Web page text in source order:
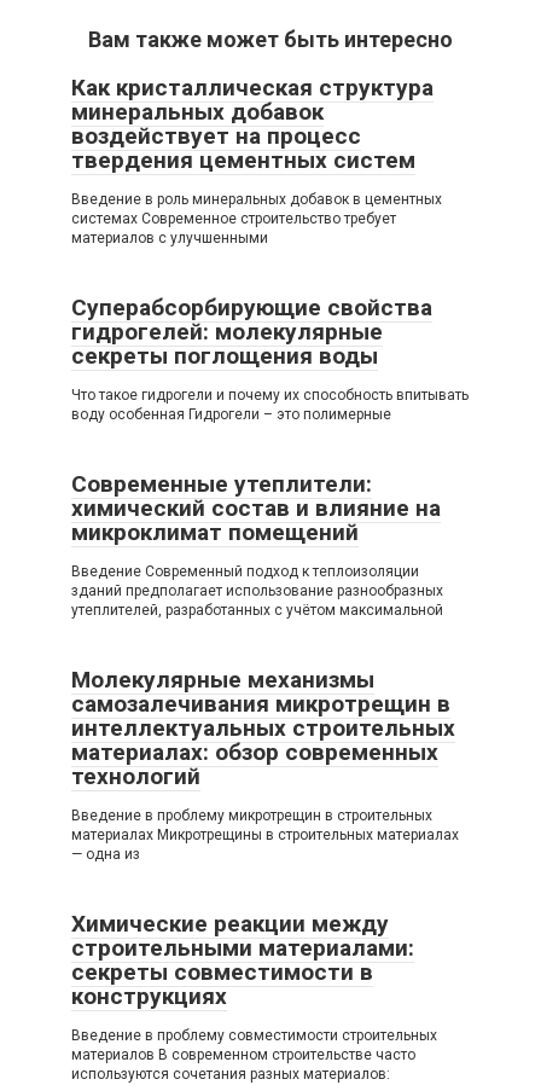
Вам также может быть интересно
Как кристаллическая структура
минеральных добавок
воздействует на процесс
твердения цементных систем
Введение в роль минеральных добавок в цементных
системах Современное строительство требует
материалов с улучшенными
Суперабсорбирующие свойства
гидрогелей: молекулярные
секреты поглощения воды
Что такое гидрогели и почему их способность впитывать
воду особенная Гидрогели – это полимерные
Современные утеплители:
химический состав и влияние на
микроклимат помещений
Введение Современный подход к теплоизоляции
зданий предполагает использование разнообразных
утеплителей, разработанных с учётом максимальной
Молекулярные механизмы
самозалечивания микротрещин в
интеллектуальных строительных
материалах: обзор современных
технологий
Введение в проблему микротрещин в строительных
материалах Микротрещины в строительных материалах
— одна из
Химические реакции между
строительными материалами:
секреты совместимости в
конструкциях
Введение в проблему совместимости строительных
материалов В современном строительстве часто
используются сочетания разных материалов: